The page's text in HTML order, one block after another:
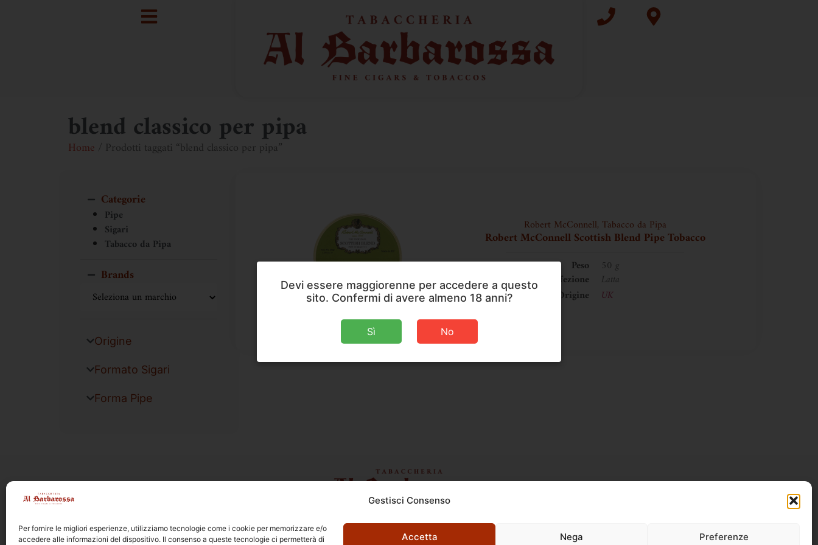
Gestisci Consenso
Per fornire le migliori esperienze, utilizziamo tecnologie come i cookie per memorizzare e/o
accedere alle informazioni del dispositivo. Il consenso a queste tecnologie ci permetterà di
Accetta Nega Preferenze
blend classico per pipa
Home / Prodotti taggati “blend classico per pipa”
Categorie
Pipe
Sigari
Tabacco da Pipa
Brands
Origine
Formato Sigari
Forma Pipe
Robert McConnell, Tabacco da Pipa
Robert McConnell Scottish Blend Pipe Tobacco
Peso
50 g
Confezione
Latta
Origine
UK
C.so E. Archinti, 1 - 26900 Lodi
P.Iva 09159210963
Devi essere maggiorenne per accedere a questo
sito. Confermi di avere almeno 18 anni?
Sì No